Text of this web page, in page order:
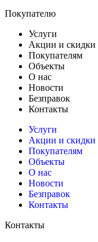
Покупателю
Услуги
Акции и скидки
Покупателям
Объекты
О нас
Новости
Безправок
Контакты
Услуги
Акции и скидки
Покупателям
Объекты
О нас
Новости
Безправок
Контакты
Контакты